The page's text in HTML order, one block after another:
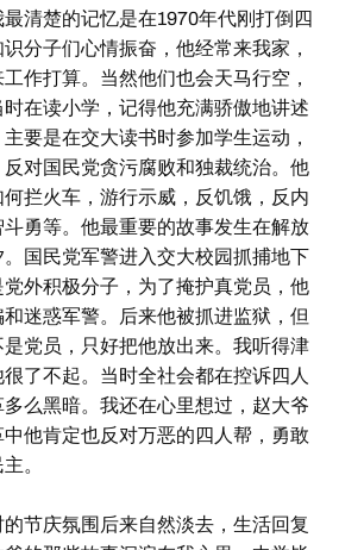
清楚的记忆是在1970年代刚打倒四
分子们心情振奋，他经常来我家，
作打算。当然他们也会天马行空，
在读小学，记得他充满骄傲地讲述
要是在交大读书时参加学生运动，
对国民党贪污腐败和独裁统治。他
拦火车，游行示威，反饥饿，反内
勇等。他最重要的故事发生在解放
国民党军警进入交大校园抓捕地下
外积极分子，为了掩护真党员，他
迷惑军警。后来他被抓进监狱，但
是党员，只好把他放出来。我听得津
了不起。当时全社会都在控诉四人
么黑暗。我还在心里想过，赵大爷
他肯定也反对万恶的四人帮，勇敢
。
节庆氛围后来自然淡去，生活回复